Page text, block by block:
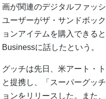
画が関連のデジタルファッ
ユーザーがザ・サンドボッ
ョンアイテムを購入できる
Businessに話したという。
グッチは先日、米アート・
と提携し、「スーパーグッ
ョンをリリースした。また